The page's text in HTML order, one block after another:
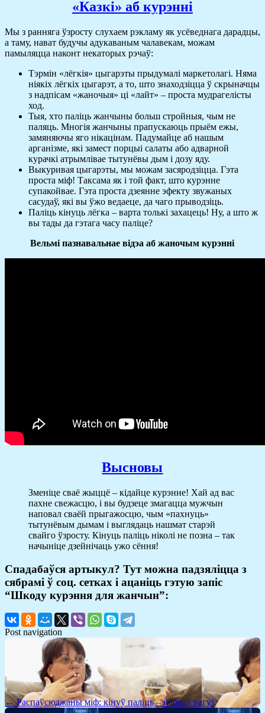
«Казкі» аб курэнні
Мы з ранняга ўзросту слухаем рэкламу як усёведнага дарадцы,
а таму, нават будучы адукаваным чалавекам, можам
памыляцца наконт некаторых рэчаў:
Тэрмін «лёгкія» цыгарэты прыдумалі маркетолагі. Няма
ніякіх лёгкіх цыгарэт, а то, што знаходзіцца ў скрыначцы
з надпісам «жаночыя» ці «лайт» – проста мудрагелісты
ход.
Тыя, хто паліць жанчыны больш стройныя, чым не
паляць. Многія жанчыны прапускаюць прыём ежы,
замяняючы яго нікацінам. Падумайце аб нашым
арганізме, які замест порцыі салаты або адварной
курачкі атрымлівае тытунёвы дым і дозу яду.
Выкуривая цыгарэты, мы можам засяродзіцца. Гэта
проста міф! Таксама як і той факт, што курэнне
супакойвае. Гэта проста дзеянне эфекту звужаных
сасудаў, які вы ўжо ведаеце, да чаго прыводзіць.
Паліць кінуць лёгка – варта толькі захацець! Ну, а што ж
вы тады да гэтага часу паліце?
Вельмі пазнавальнае відэа аб жаночым курэнні
Высновы
Зменіце сваё жыццё – кідайце курэнне! Хай ад вас
пахне свежасцю, і вы будзеце змагацца мужчын
наповал сваёй прыгажосцю, чым «пахнуць»
тытунёвым дымам і выглядаць нашмат старэй
свайго ўзросту. Кінуць паліць ніколі не позна – так
начыніце дзейнічаць ужо сёння!
Спадабаўся артыкул? Тут можна падзяліцца з
сябрамі ў соц. сетках і ацаніць гэтую запіс
“Шкоду курэння для жанчын”:
Post navigation
← Распаўсюджаны міф: кінуў паліць – набраў вагу!